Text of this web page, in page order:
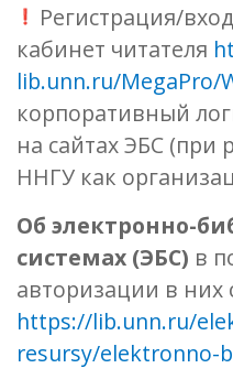
Регистрация/
кабинет читателя
lib.unn.ru/MegaPro/
корпоративный
на сайтах ЭБС (при
ННГУ как
Об электронно-
системах (ЭБС) в
авторизации в них
https://lib.unn.ru/
resursy/elektronno-